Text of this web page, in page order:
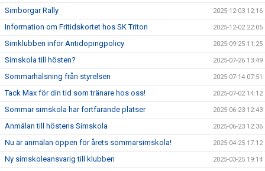
Simborgar Rally 2025-12-03 12:16
Information om Fritidskortet hos SK Triton 2025-12-02 22:05
Simklubben inför Antidopingpolicy 2025-09-25 11:25
Simskola till hösten? 2025-07-26 13:49
Sommarhälsning från styrelsen 2025-07-14 07:51
Tack Max för din tid som tränare hos oss! 2025-07-02 14:12
Sommar simskola har fortfarande platser 2025-06-23 12:43
Anmälan till höstens Simskola 2025-06-23 12:36
Nu är anmälan öppen för årets sommarsimskola! 2025-04-25 17:12
Ny simskoleansvarig till klubben 2025-03-25 19:14